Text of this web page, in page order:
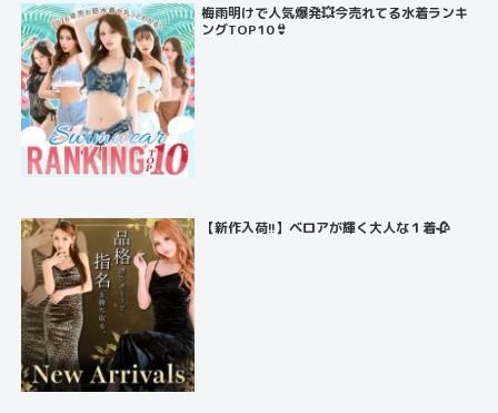
梅雨明けで人気爆発💥今売れてる水着ランキ
ングTOP10👙
【新作入荷!!】ベロアが輝く大人な１着🥀